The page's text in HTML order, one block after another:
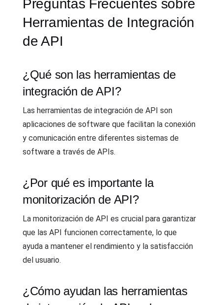
Preguntas Frecuentes sobre
Herramientas de Integración
de API
¿Qué son las herramientas de
integración de API?
Las herramientas de integración de API son
aplicaciones de software que facilitan la conexión
y comunicación entre diferentes sistemas de
software a través de APIs.
¿Por qué es importante la
monitorización de API?
La monitorización de API es crucial para garantizar
que las API funcionen correctamente, lo que
ayuda a mantener el rendimiento y la satisfacción
del usuario.
¿Cómo ayudan las herramientas